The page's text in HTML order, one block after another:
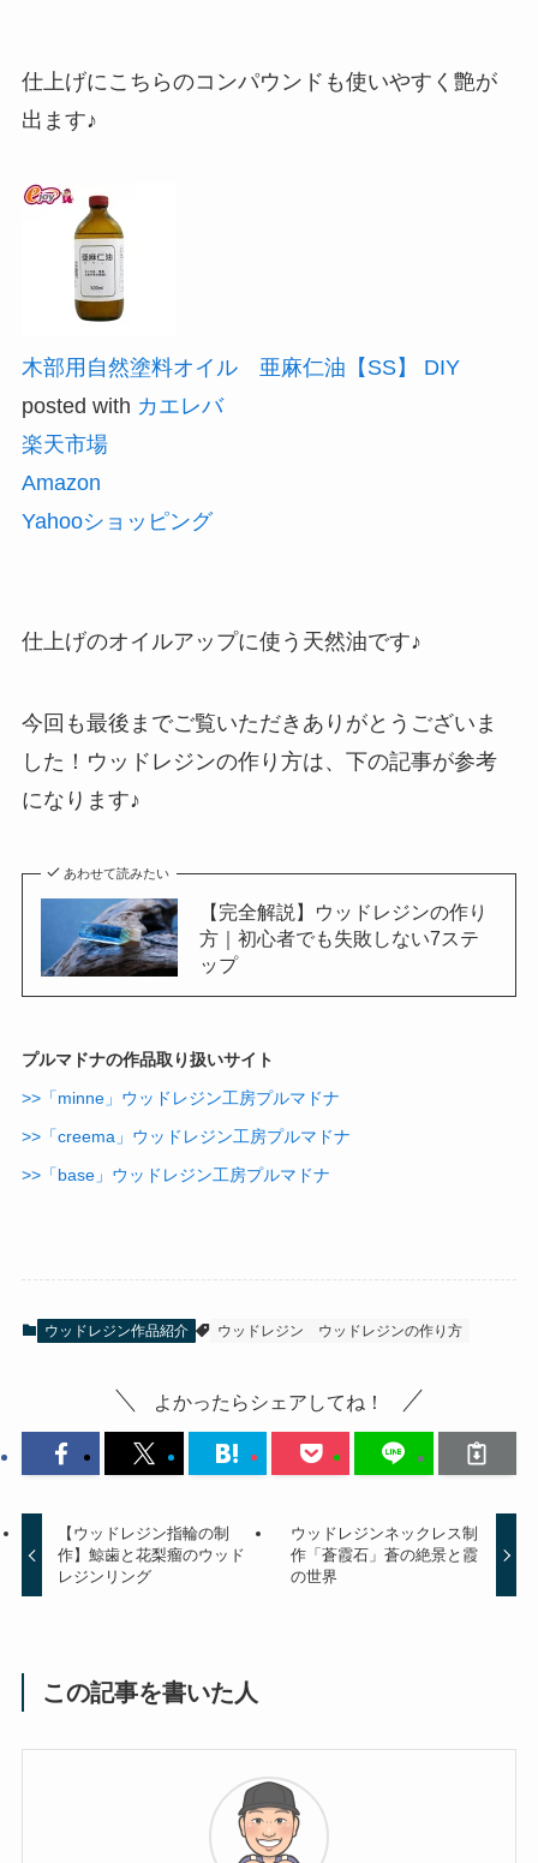
仕上げにこちらのコンパウンドも使いやすく艶が
出ます♪
木部用自然塗料オイル 亜麻仁油【SS】 DIY
posted with カエレバ
楽天市場
Amazon
Yahooショッピング
仕上げのオイルアップに使う天然油です♪
今回も最後までご覧いただきありがとうございま
した！ウッドレジンの作り方は、下の記事が参考
になります♪
あわせて読みたい
【完全解説】ウッドレジンの作り
方｜初心者でも失敗しない7ステ
ップ
プルマドナの作品取り扱いサイト
>>「minne」ウッドレジン工房プルマドナ
>>「creema」ウッドレジン工房プルマドナ
>>「base」ウッドレジン工房プルマドナ
ウッドレジン作品紹介 ウッドレジン ウッドレジンの作り方
よかったらシェアしてね！
【ウッドレジン指輪の制
作】鯨歯と花梨瘤のウッド
レジンリング
ウッドレジンネックレス制
作「蒼霞石」蒼の絶景と霞
の世界
この記事を書いた人